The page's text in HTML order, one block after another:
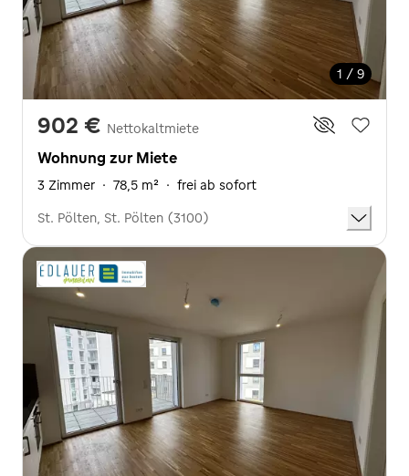
1 / 9
902 € Nettokaltmiete
Wohnung zur Miete
3 Zimmer · 78,5 m² · frei ab sofort
St. Pölten, St. Pölten (3100)